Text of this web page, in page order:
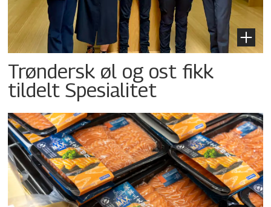
Trøndersk øl og ost fikk
tildelt Spesialitet